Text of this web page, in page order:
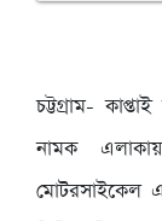
চট্টগ্রাম-
নামক
মোটরসাইকেল